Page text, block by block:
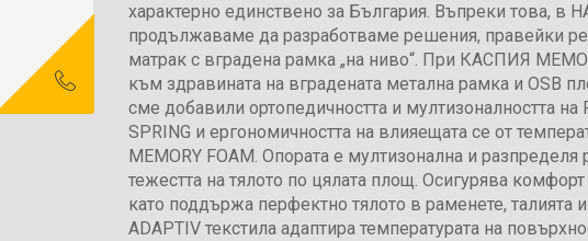
характерно единствено за България. Въпреки това, в
продължаваме да разработваме решения, правейки
матрак с вградена рамка „на ниво“. При КАСПИЯ
към здравината на вградената метална рамка и OSB
сме добавили ортопедичността и мултизоналността на
SPRING и ергономичността на влияещата се от
MEMORY FOAM. Опората е мултизонална и
тежестта на тялото по цялата площ. Осигурява
като поддържа перфектно тялото в раменете, талията и
ADAPTIV текстила адаптира температурата на